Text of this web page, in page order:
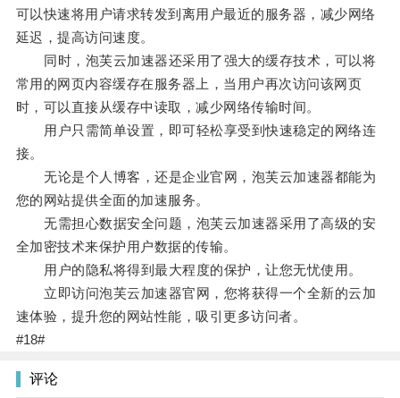
可以快速将用户请求转发到离用户最近的服务器，减少网络
延迟，提高访问速度。
同时，泡芙云加速器还采用了强大的缓存技术，可以将
常用的网页内容缓存在服务器上，当用户再次访问该网页
时，可以直接从缓存中读取，减少网络传输时间。
用户只需简单设置，即可轻松享受到快速稳定的网络连
接。
无论是个人博客，还是企业官网，泡芙云加速器都能为
您的网站提供全面的加速服务。
无需担心数据安全问题，泡芙云加速器采用了高级的安
全加密技术来保护用户数据的传输。
用户的隐私将得到最大程度的保护，让您无忧使用。
立即访问泡芙云加速器官网，您将获得一个全新的云加
速体验，提升您的网站性能，吸引更多访问者。
#18#
评论